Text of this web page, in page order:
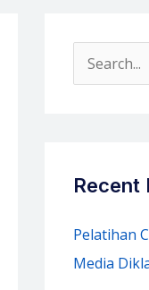
e
h
f
o
Recent
Pelatihan
Media